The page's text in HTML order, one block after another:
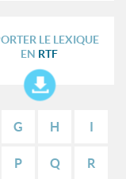
LE LEXIQUE
EN RTF
G H I
P Q R